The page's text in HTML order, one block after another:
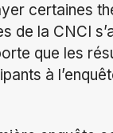
certaines
de la CNCI
que les
à